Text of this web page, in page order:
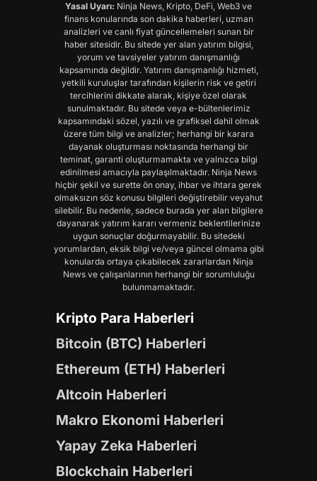
Yasal Uyarı: Ninja News, Kripto, DeFi, Web3 ve
finans konularında son dakika haberleri, uzman
analizleri ve canlı fiyat güncellemeleri sunan bir
haber sitesidir. Bu sitede yer alan yatırım bilgisi,
yorum ve tavsiyeler yatırım danışmanlığı
kapsamında değildir. Yatırım danışmanlığı hizmeti,
yetkili kuruluşlar tarafından kişilerin risk ve getiri
tercihlerini dikkate alarak, kişiye özel olarak
sunulmaktadır. Bu sitede veya e-bültenlerimiz
kapsamındaki sözel, yazılı ve grafiksel dahil olmak
üzere tüm bilgi ve analizler; herhangi bir karara
dayanak oluşturması noktasında herhangi bir
teminat, garanti oluşturmamakta ve yalnızca bilgi
edinilmesi amacıyla paylaşılmaktadır. Ninja News
hiçbir şekil ve surette ön onay, ihbar ve ihtara gerek
olmaksızın söz konusu bilgileri değiştirebilir veyahut
silebilir. Bu nedenle, sadece burada yer alan bilgilere
dayanarak yatırım kararı vermeniz beklentilerinize
uygun sonuçlar doğurmayabilir. Bu sitedeki
yorumlardan, eksik bilgi ve/veya güncel olmama gibi
konularda ortaya çıkabilecek zararlardan Ninja
News ve çalışanlarının herhangi bir sorumluluğu
bulunmamaktadır.
Kripto Para Haberleri
Bitcoin (BTC) Haberleri
Ethereum (ETH) Haberleri
Altcoin Haberleri
Makro Ekonomi Haberleri
Yapay Zeka Haberleri
Blockchain Haberleri